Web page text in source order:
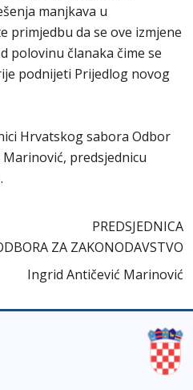
manjkava u
primjedbu da se ove izmjene
polovinu članaka čime se
podnijeti Prijedlog novog
Hrvatskog sabora Odbor
predsjednicu
PREDSJEDNICA
ZA ZAKONODAVSTVO
Ingrid Antičević Marinović